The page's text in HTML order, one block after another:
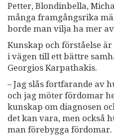
Petter, Blondinbella,
många framgångsrika
borde man vilja ha mer
Kunskap och förståelse
i vägen till ett bättre
Georgios Karpathakis.
– Jag slås fortfarande av
och jag möter fördomar
kunskap om diagnosen
det kan vara, men också
man förebygga